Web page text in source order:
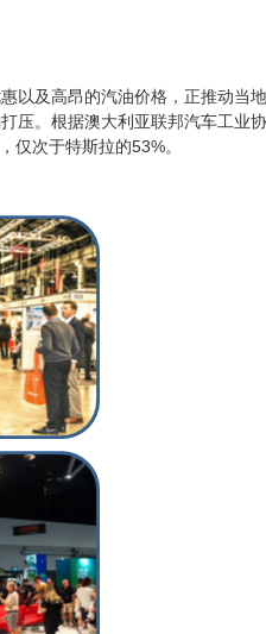
及高昂的汽油价格，正推动当
压。根据澳大利亚联邦汽车工业
仅次于特斯拉的53%。